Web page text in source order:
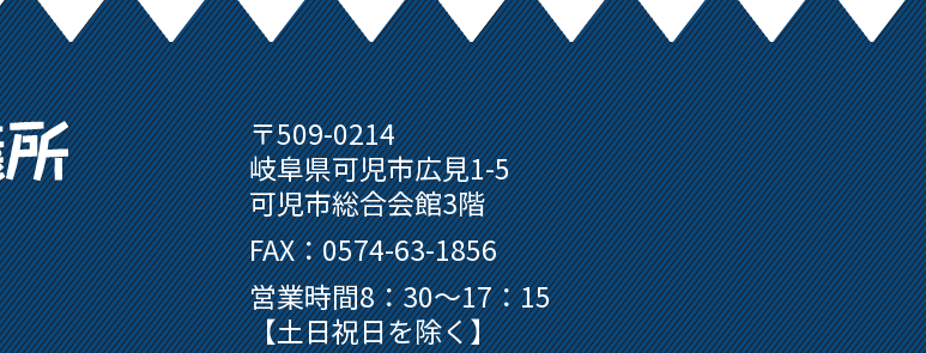
可児商工会議所
〒509-0214
岐阜県可児市広見1-5
可児市総合会館3階
FAX：0574-63-1856
営業時間8：30～17：15
【土日祝日を除く】